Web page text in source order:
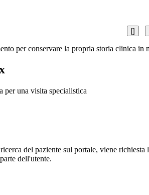
[]
per conservare la propria storia clinica in
per una visita specialistica
del paziente sul portale, viene
dell'utente.